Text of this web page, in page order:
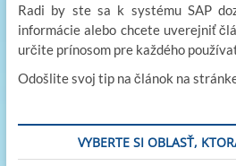
Radi by ste sa k systému SAP
informácie alebo chcete uverejniť
určite prínosom pre každého
Odošlite svoj tip na článok na
VYBERTE SI OBLASŤ,